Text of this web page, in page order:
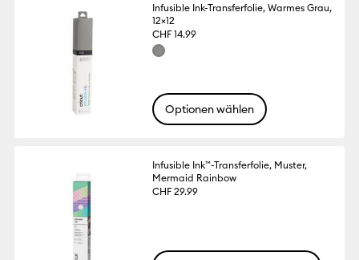
Infusible Ink-Transferfolie, Warmes Grau,
12×12
CHF 14.99
Optionen wählen
Infusible Ink™-Transferfolie, Muster,
Mermaid Rainbow
CHF 29.99